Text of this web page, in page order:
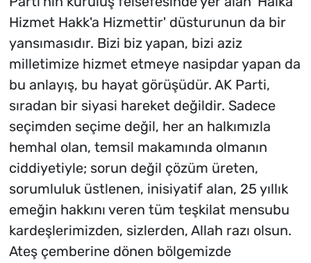
Hizmet Hakk'a Hizmettir' düsturunun da bir
yansımasıdır. Bizi biz yapan, bizi aziz
milletimize hizmet etmeye nasipdar yapan da
bu anlayış, bu hayat görüşüdür. AK Parti,
sıradan bir siyasi hareket değildir. Sadece
seçimden seçime değil, her an halkımızla
hemhal olan, temsil makamında olmanın
ciddiyetiyle; sorun değil çözüm üreten,
sorumluluk üstlenen, inisiyatif alan, 25 yıllık
emeğin hakkını veren tüm teşkilat mensubu
kardeşlerimizden, sizlerden, Allah razı olsun.
Ateş çemberine dönen bölgemizde